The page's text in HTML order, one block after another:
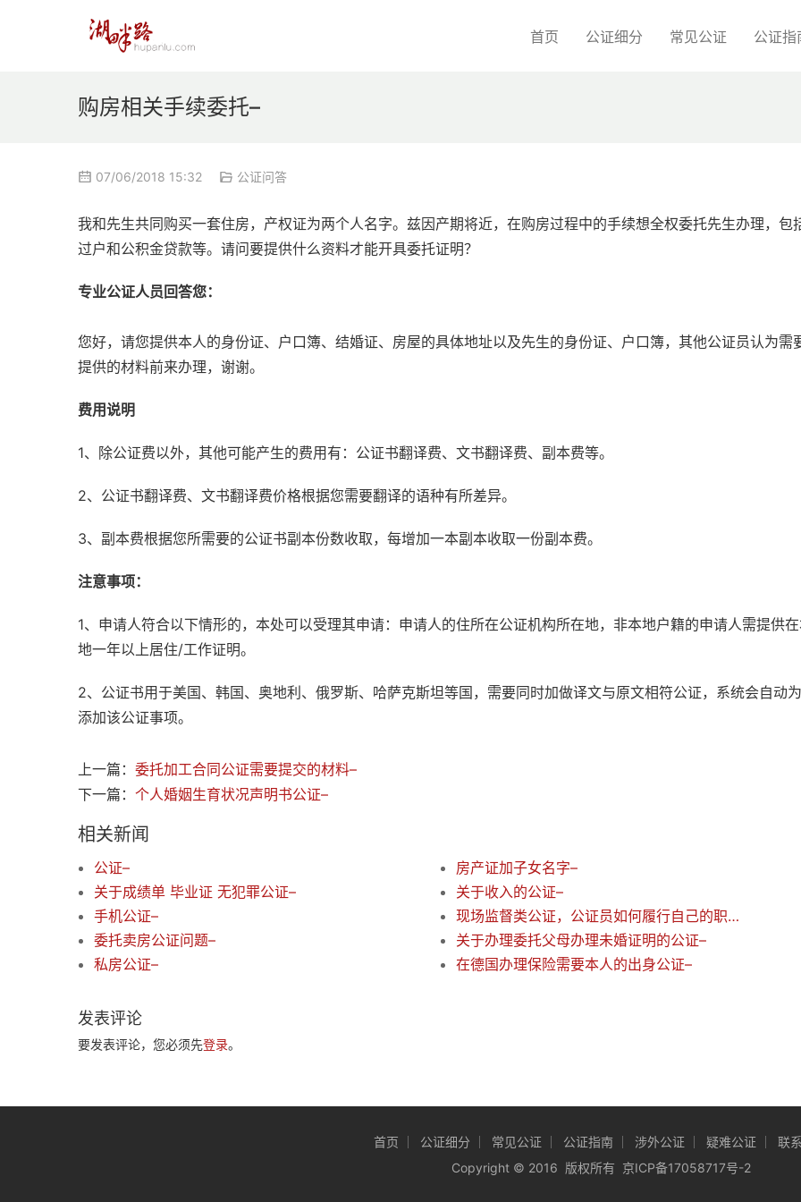
首页 公证细分 常见公证 公证指
购房相关手续委托–
07/06/2018 15:32 公证问答
我和先生共同购买一套住房，产权证为两个人名字。兹因产期将近，在购房过程中的手续想全权委托先生办理，包
过户和公积金贷款等。请问要提供什么资料才能开具委托证明？
专业公证人员回答您：
您好，请您提供本人的身份证、户口簿、结婚证、房屋的具体地址以及先生的身份证、户口簿，其他公证员认为需
提供的材料前来办理，谢谢。
费用说明
1、除公证费以外，其他可能产生的费用有：公证书翻译费、文书翻译费、副本费等。
2、公证书翻译费、文书翻译费价格根据您需要翻译的语种有所差异。
3、副本费根据您所需要的公证书副本份数收取，每增加一本副本收取一份副本费。
注意事项：
1、申请人符合以下情形的，本处可以受理其申请：申请人的住所在公证机构所在地，非本地户籍的申请人需提供
地一年以上居住/工作证明。
2、公证书用于美国、韩国、奥地利、俄罗斯、哈萨克斯坦等国，需要同时加做译文与原文相符公证，系统会自动
添加该公证事项。
上一篇： 委托加工合同公证需要提交的材料–
下一篇： 个人婚姻生育状况声明书公证–
相关新闻
公证–
房产证加子女名字–
关于成绩单 毕业证 无犯罪公证–
关于收入的公证–
手机公证–
现场监督类公证，公证员如何履行自己的职责？
委托卖房公证问题–
关于办理委托父母办理未婚证明的公证–
私房公证–
在德国办理保险需要本人的出身公证–
发表评论
要发表评论，您必须先登录。
首页 公证细分 常见公证 公证指南 涉外公证 疑难公证
联
Copyright © 2016 版权所有 京ICP备17058717号-2